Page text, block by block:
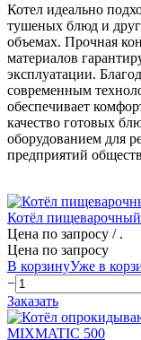
Котел идеально
тушеных блюд и
объемах. Прочная
материалов
эксплуатации.
современным
обеспечивает
качество готовых
оборудованием для
предприятий
Котёл
Цена по запросу / .
Цена по запросу
В корзинуУже в
−
Заказать